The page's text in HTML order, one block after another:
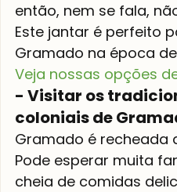
então, nem se fala,
Este jantar é perfeito
Gramado na época
Veja nossas opções
- Visitar os
coloniais de
Gramado é recheada
Pode esperar muita
cheia de comidas